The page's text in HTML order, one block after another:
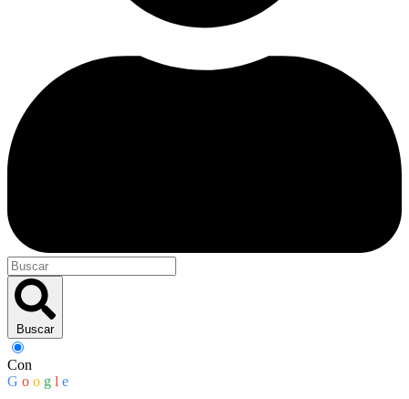
Buscar
Con
G o o g l e